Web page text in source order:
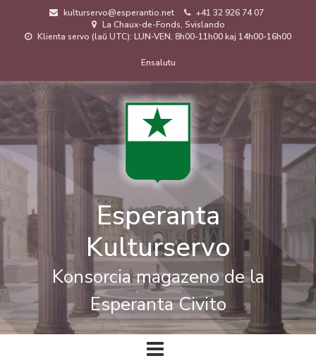
kulturservo@esperantio.net
+41 32 926 74 07
La Chaux-de-Fonds, Svislando
Klienta servo (laŭ UTC): LUN-VEN, 8h00-11h00 kaj 14h00-16h00
de
uzanto
Ensalutu
Esperanta
Kulturservo
Konsorcia magazeno de la
Esperanta Civito
Ĉefa